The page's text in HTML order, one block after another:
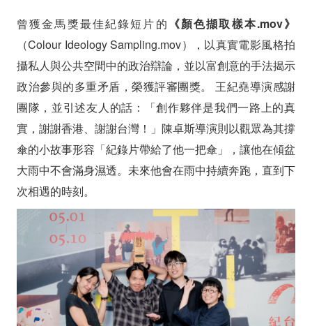
曾獲金馬獎最佳紀錄短片的 《顏色擷取樣本.mov》
（Colour Ideology Sampling.mov），以真實電影風格拍
攝私人與公共空間中的政治辯論，並以富創意的手法揭示
政治參與的多重矛盾，榮獲評審團獎。 王紀堯導演感謝
團隊，並引述友人的話：「創作夥伴是我們一路上的真
實，謝謝香港、謝謝台灣！」陳卓斯導演則以觀眾為其撐
傘的小故事形容「紀錄片帶給了他一把傘」，讓他在傾盆
大雨中不會滿身濕透。未來他會在雨中持續奔跑，直到下
次相遇的時刻。